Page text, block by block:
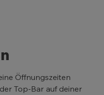
Öffnungszeiten
Top-Bar auf deiner